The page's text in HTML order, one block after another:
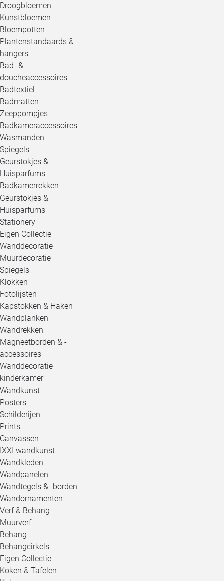
Droogbloemen
Kunstbloemen
Bloempotten
Plantenstandaards & -
hangers
Bad- &
doucheaccessoires
Badtextiel
Badmatten
Zeeppompjes
Badkameraccessoires
Wasmanden
Spiegels
Geurstokjes &
Huisparfums
Badkamerrekken
Geurstokjes &
Huisparfums
Stationery
Eigen Collectie
Wanddecoratie
Muurdecoratie
Spiegels
Klokken
Fotolijsten
Kapstokken & Haken
Wandplanken
Wandrekken
Magneetborden & -
accessoires
Wanddecoratie
kinderkamer
Wandkunst
Posters
Schilderijen
Prints
Canvassen
IXXI wandkunst
Wandkleden
Wandpanelen
Wandtegels & -borden
Wandornamenten
Verf & Behang
Muurverf
Behang
Behangcirkels
Eigen Collectie
Koken & Tafelen